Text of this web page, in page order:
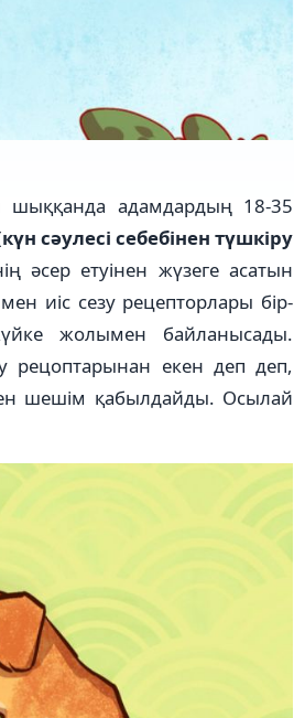
шыққанда адамдардың 18-35
сәулесі себебінен түшкіру
әсер етуінен жүзеге асатын
иіс сезу рецепторлары бір-
жолымен байланысады.
рецоптарынан екен деп деп,
шешім қабылдайды. Осылай